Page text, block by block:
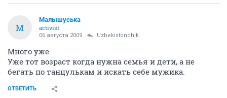
М
Малышуська
activist
06 августа 2009 Uzbekistonchik
Много уже.
Уже тот возраст когда нужна семья и дети, а не
бегать по танцулькам и искать себе мужика.
ОТВЕТИТЬ